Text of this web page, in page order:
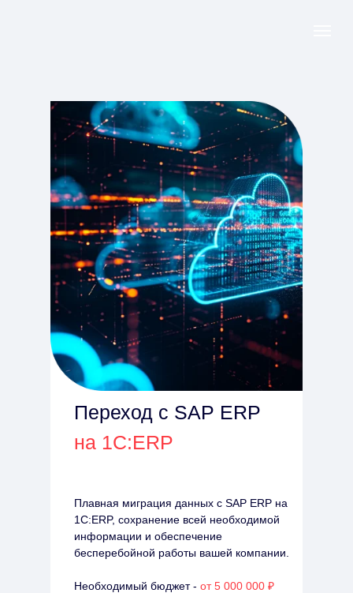
Переход с SAP ERP
на 1С:ERP
Плавная миграция данных с SAP ERP на
1С:ERP, сохранение всей необходимой
информации и обеспечение
бесперебойной работы вашей компании.
Необходимый бюджет - от 5 000 000 ₽